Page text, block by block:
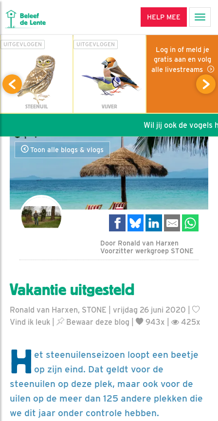
HELP MEE
UITGEVLOGEN
STEENUIL
UITGEVLOGEN
VIJVER
Log in of meld je
gratis aan en volg
alle livestreams
Wil jij ook de vogels
Toon alle blogs & vlogs
Door Ronald van Harxen
Voorzitter werkgroep STONE
Vakantie uitgesteld
Ronald van Harxen, STONE | vrijdag 26 juni 2020 |
Vind ik leuk
Bewaar deze blog 943x | 425x
H et steenuilenseizoen loopt een beetje
op zijn eind. Dat geldt voor de
steenuilen op deze plek, maar ook voor de
uilen op de meer dan 125 andere plekken die
we dit jaar onder controle hebben.